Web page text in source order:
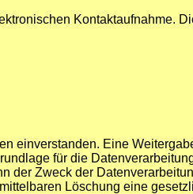
Kontaktaufnahme.
einverstanden. Eine
für die
der Zweck der
Löschung eine